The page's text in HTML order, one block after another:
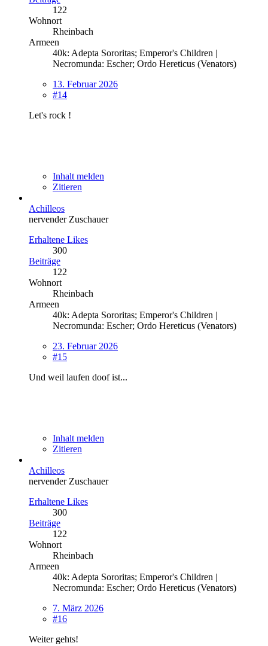
122
Wohnort
Rheinbach
Armeen
40k: Adepta Sororitas; Emperor's Children |
Necromunda: Escher; Ordo Hereticus (Venators)
13. Februar 2026
#14
Let's rock !
Inhalt melden
Zitieren
Achilleos
nervender Zuschauer
Erhaltene Likes
300
Beiträge
122
Wohnort
Rheinbach
Armeen
40k: Adepta Sororitas; Emperor's Children |
Necromunda: Escher; Ordo Hereticus (Venators)
23. Februar 2026
#15
Und weil laufen doof ist...
Inhalt melden
Zitieren
Achilleos
nervender Zuschauer
Erhaltene Likes
300
Beiträge
122
Wohnort
Rheinbach
Armeen
40k: Adepta Sororitas; Emperor's Children |
Necromunda: Escher; Ordo Hereticus (Venators)
7. März 2026
#16
Weiter gehts!